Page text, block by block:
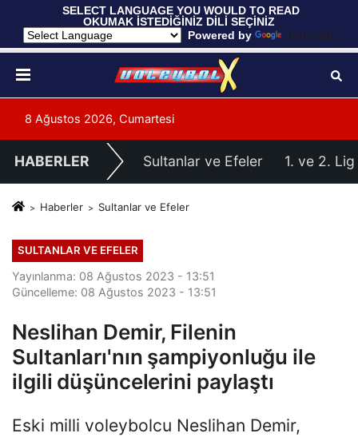
SELECT LANGUAGE YOU WOULD TO READ
OKUMAK İSTEDİĞİNİZ DİLİ SEÇİNİZ
Powered by
Translate
8 Ağustos 2026, Cumartesi
HABERLER Sultanlar ve Efeler 1. ve 2. Lig
Haberler Sultanlar ve Efeler
SULTANLAR VE EFELER
Yayınlanma: 08 Ağustos 2023 - 13:51
Güncelleme: 08 Ağustos 2023 - 13:51
Neslihan Demir, Filenin
Sultanları'nın şampiyonluğu ile
ilgili düşüncelerini paylaştı
Eski milli voleybolcu Neslihan Demir,